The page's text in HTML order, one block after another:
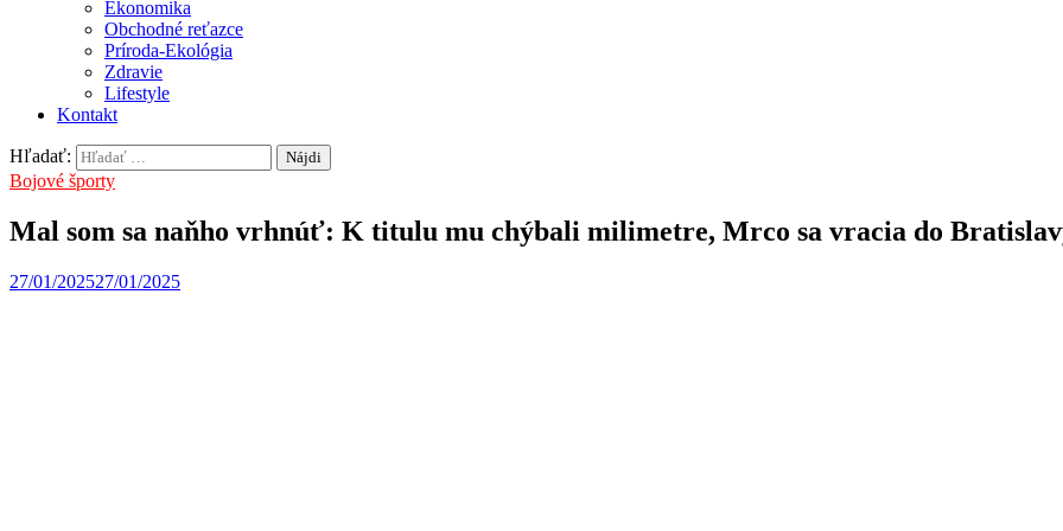
Ekonomika
Obchodné reťazce
Príroda-Ekológia
Zdravie
Lifestyle
Kontakt
Hľadať:
Bojové športy
Mal som sa naňho vrhnúť: K titulu mu chýbali milimetre, Mrco sa vracia do
27/01/202527/01/2025